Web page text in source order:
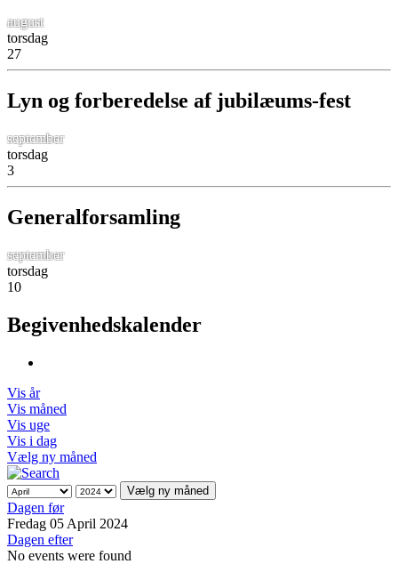
august
torsdag
27
Lyn og forberedelse af jubilæums-fest
september
torsdag
3
Generalforsamling
september
torsdag
10
Begivenhedskalender
Vis år
Vis måned
Vis uge
Vis i dag
Vælg ny måned
Vælg ny måned
Dagen før
Fredag 05 April 2024
Dagen efter
No events were found